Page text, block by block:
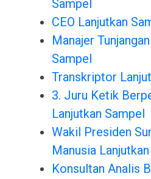
Sampel
CEO Lanjutkan
Manajer
Sampel
Transkriptor
3. Juru Ketik
Lanjutkan Sampel
Wakil Presiden
Manusia
Konsultan Analis